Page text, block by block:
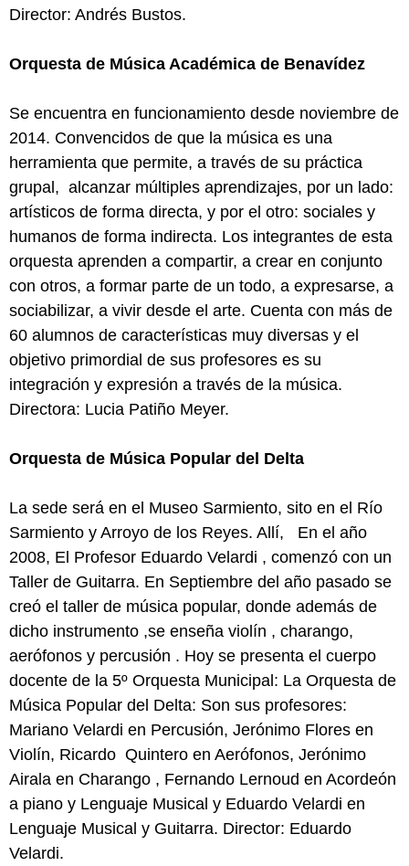
Director: Andrés Bustos.
Orquesta de Música Académica de Benavídez
Se encuentra en funcionamiento desde noviembre de
2014. Convencidos de que la música es una
herramienta que permite, a través de su práctica
grupal, alcanzar múltiples aprendizajes, por un lado:
artísticos de forma directa, y por el otro: sociales y
humanos de forma indirecta. Los integrantes de esta
orquesta aprenden a compartir, a crear en conjunto
con otros, a formar parte de un todo, a expresarse, a
sociabilizar, a vivir desde el arte. Cuenta con más de
60 alumnos de características muy diversas y el
objetivo primordial de sus profesores es su
integración y expresión a través de la música.
Directora: Lucia Patiño Meyer.
Orquesta de Música Popular del Delta
La sede será en el Museo Sarmiento, sito en el Río
Sarmiento y Arroyo de los Reyes. Allí, En el año
2008, El Profesor Eduardo Velardi , comenzó con un
Taller de Guitarra. En Septiembre del año pasado se
creó el taller de música popular, donde además de
dicho instrumento ,se enseña violín , charango,
aerófonos y percusión . Hoy se presenta el cuerpo
docente de la 5º Orquesta Municipal: La Orquesta de
Música Popular del Delta: Son sus profesores:
Mariano Velardi en Percusión, Jerónimo Flores en
Violín, Ricardo Quintero en Aerófonos, Jerónimo
Airala en Charango , Fernando Lernoud en Acordeón
a piano y Lenguaje Musical y Eduardo Velardi en
Lenguaje Musical y Guitarra. Director: Eduardo
Velardi.